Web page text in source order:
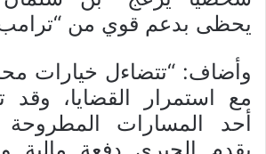
يحظى بدعم قوي من
وأضاف: “تتضاءل خيارات
مع استمرار القضايا، وقد
أحد المسارات